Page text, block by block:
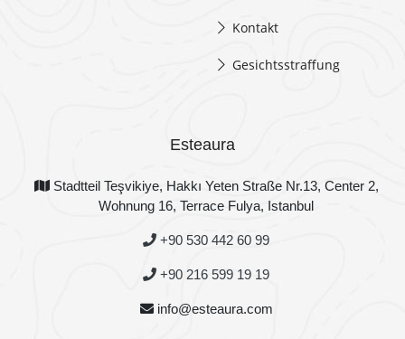
Kontakt
Gesichtsstraffung
Esteaura
Stadtteil Teşvikiye, Hakkı Yeten Straße Nr.13, Center 2,
Wohnung 16, Terrace Fulya, Istanbul
+90 530 442 60 99
+90 216 599 19 19
info@esteaura.com